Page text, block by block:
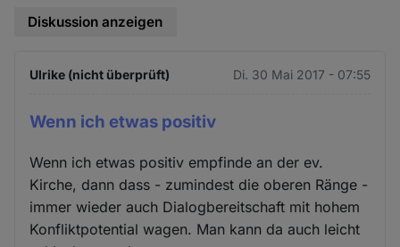
Diskussion anzeigen
Ulrike (nicht überprüft) Di. 30 Mai 2017 - 07:55
Wenn ich etwas positiv
Wenn ich etwas positiv empfinde an der ev.
Kirche, dann dass - zumindest die oberen Ränge -
immer wieder auch Dialogbereitschaft mit hohem
Konfliktpotential wagen. Man kann da auch leicht